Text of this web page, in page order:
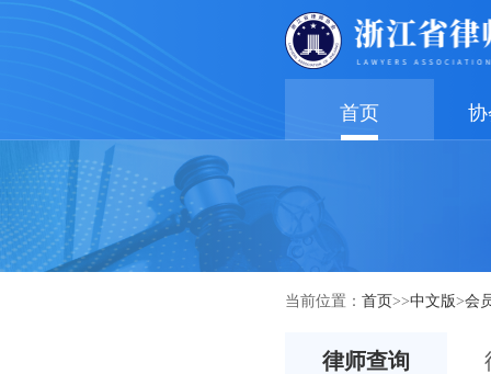
首页
当前位置： 首页>>中文版>会
律师查询